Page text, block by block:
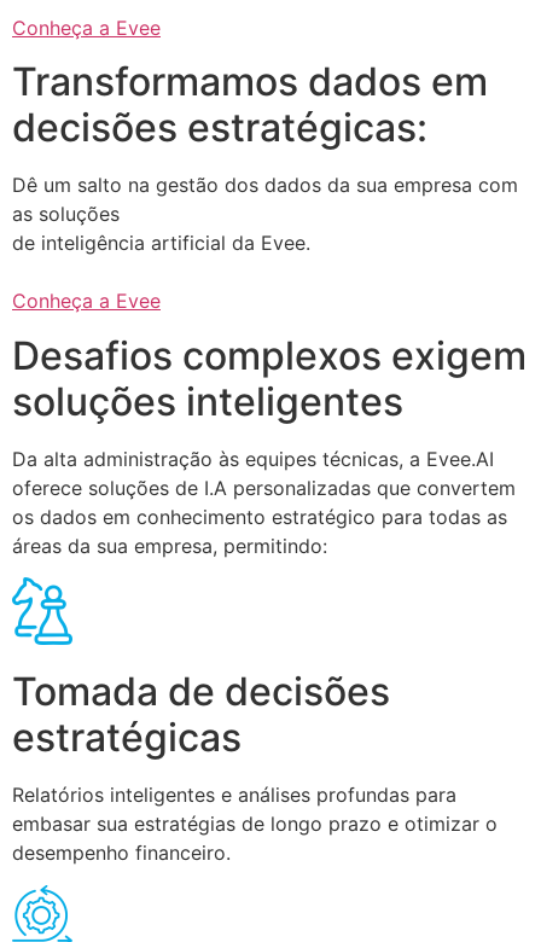
Conheça a Evee
Transformamos dados em
decisões estratégicas:
Dê um salto na gestão dos dados da sua empresa com
as soluções
de inteligência artificial da Evee.
Conheça a Evee
Desafios complexos exigem
soluções inteligentes
Da alta administração às equipes técnicas, a Evee.AI
oferece soluções de I.A personalizadas que convertem
os dados em conhecimento estratégico para todas as
áreas da sua empresa, permitindo:
Tomada de decisões
estratégicas
Relatórios inteligentes e análises profundas para
embasar sua estratégias de longo prazo e otimizar o
desempenho financeiro.